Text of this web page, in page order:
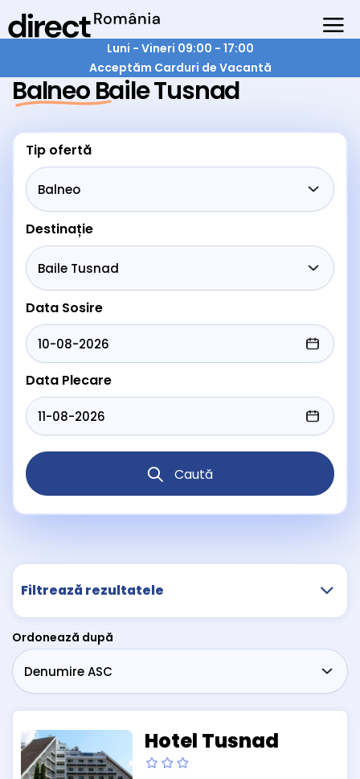
Luni - Vineri 09:00 - 17:00
Acceptăm Carduri de Vacantă
Balneo Baile Tusnad
Tip ofertă
Destinație
Data Sosire
Data Plecare
Caută
Filtrează rezultatele
Ordonează după
Hotel Tusnad